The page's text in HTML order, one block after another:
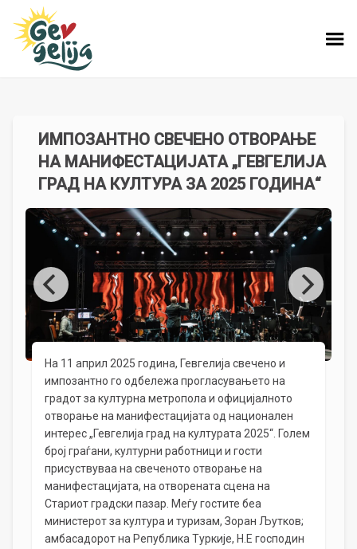
ИМПОЗАНТНО СВЕЧЕНО ОТВОРАЊЕ
НА МАНИФЕСТАЦИЈАТА „ГЕВГЕЛИЈА
ГРАД НА КУЛТУРА ЗА 2025 ГОДИНА“
На 11 април 2025 година, Гевгелија свечено и
импозантно го одбележа прогласувањето на
градот за културна метропола и официјалното
отворање на манифестацијата од национален
интерес „Гевгелија град на културата 2025“. Голем
број граѓани, културни работници и гости
присуствуваа на свеченото отворање на
манифестацијата, на отворената сцена на
Стариот градски пазар. Меѓу гостите беа
министерот за култура и туризам, Зоран Љутков;
амбасадорот на Република Туркије, Н.Е господин